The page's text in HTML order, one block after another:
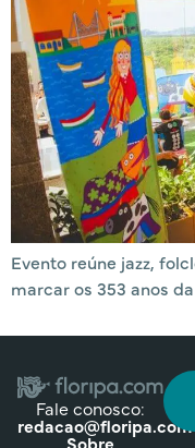
Evento reúne jazz,
marcar os 353 anos
Fale conosco:
redacao@floripa.com
Sobre